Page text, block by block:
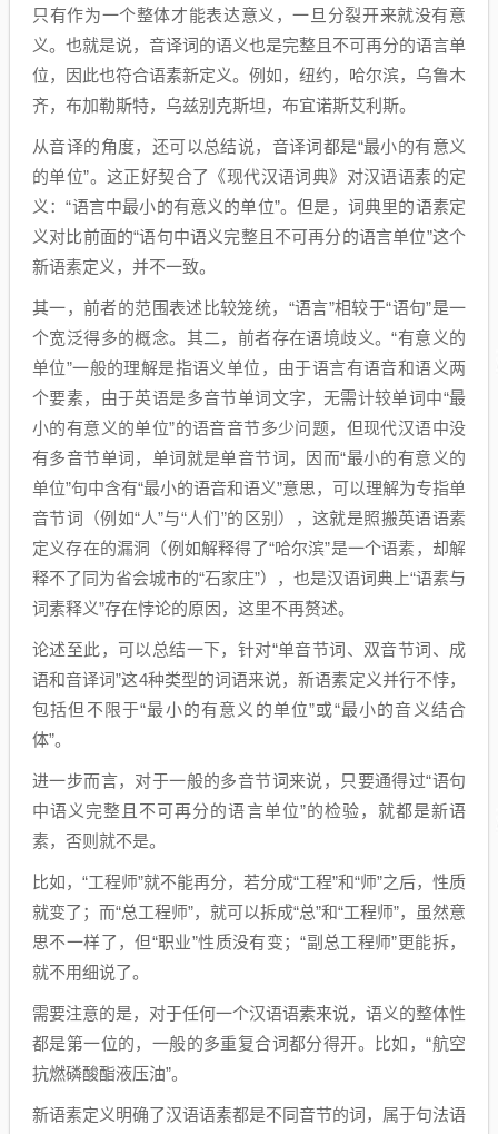
只有作为一个整体才能表达意义，一旦分裂开来就没有意
义。也就是说，音译词的语义也是完整且不可再分的语言单
位，因此也符合语素新定义。例如，纽约，哈尔滨，乌鲁木
齐，布加勒斯特，乌兹别克斯坦，布宜诺斯艾利斯。
从音译的角度，还可以总结说，音译词都是“最小的有意义
的单位”。这正好契合了《现代汉语词典》对汉语语素的定
义：“语言中最小的有意义的单位”。但是，词典里的语素定
义对比前面的“语句中语义完整且不可再分的语言单位”这个
新语素定义，并不一致。
其一，前者的范围表述比较笼统，“语言”相较于“语句”是一
个宽泛得多的概念。其二，前者存在语境歧义。“有意义的
单位”一般的理解是指语义单位，由于语言有语音和语义两
个要素，由于英语是多音节单词文字，无需计较单词中“最
小的有意义的单位”的语音音节多少问题，但现代汉语中没
有多音节单词，单词就是单音节词，因而“最小的有意义的
单位”句中含有“最小的语音和语义”意思，可以理解为专指单
音节词（例如“人”与“人们”的区别），这就是照搬英语语素
定义存在的漏洞（例如解释得了“哈尔滨”是一个语素，却解
释不了同为省会城市的“石家庄”），也是汉语词典上“语素与
词素释义”存在悖论的原因，这里不再赘述。
论述至此，可以总结一下，针对“单音节词、双音节词、成
语和音译词”这4种类型的词语来说，新语素定义并行不悖，
包括但不限于“最小的有意义的单位”或“最小的音义结合
体”。
进一步而言，对于一般的多音节词来说，只要通得过“语句
中语义完整且不可再分的语言单位”的检验，就都是新语
素，否则就不是。
比如，“工程师”就不能再分，若分成“工程”和“师”之后，性质
就变了；而“总工程师”，就可以拆成“总”和“工程师”，虽然意
思不一样了，但“职业”性质没有变；“副总工程师”更能拆，
就不用细说了。
需要注意的是，对于任何一个汉语语素来说，语义的整体性
都是第一位的，一般的多重复合词都分得开。比如，“航空
抗燃磷酸酯液压油”。
新语素定义明确了汉语语素都是不同音节的词，属于句法语